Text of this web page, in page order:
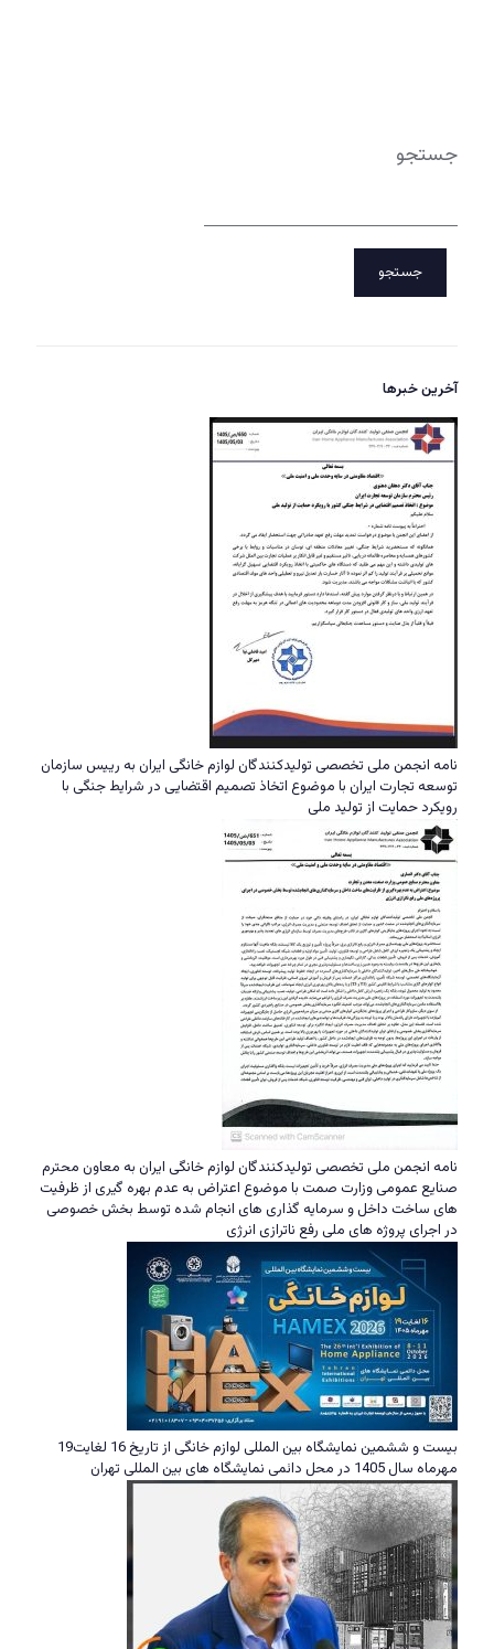
جستجو
جستجو
آخرین خبرها
نامه انجمن ملی تخصصی تولیدکنندگان لوازم خانگی ایران به رییس سازمان
توسعه تجارت ایران با موضوع اتخاذ تصمیم اقتضایی در شرایط جنگی با
رویکرد حمایت از تولید ملی
نامه انجمن ملی تخصصی تولیدکنندگان لوازم خانگی ایران به معاون محترم
صنایع عمومی وزارت صمت با موضوع اعتراض به عدم بهره گیری از ظرفیت
های ساخت داخل و سرمایه گذاری های انجام شده توسط بخش خصوصی
در اجرای پروژه های ملی رفع ناترازی انرژی
بیست و ششمین نمایشگاه بین المللی لوازم خانگی از تاریخ 16 لغایت19
مهرماه سال 1405 در محل دائمی نمایشگاه های بین المللی تهران